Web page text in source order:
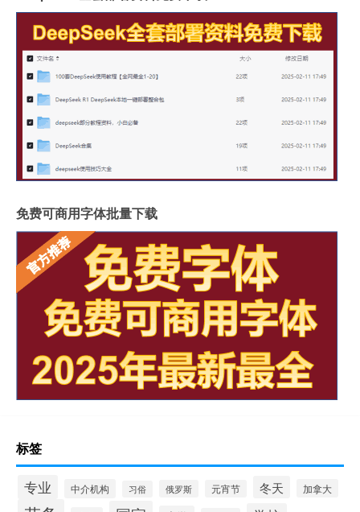
免费可商用字体批量下载
标签
专业 中介机构 习俗 俄罗斯 元宵节 冬天 加拿大